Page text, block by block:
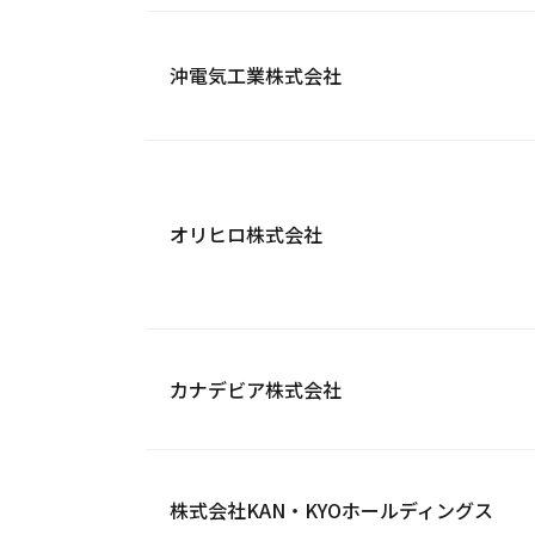
沖電気工業株式会社
オリヒロ株式会社
カナデビア株式会社
株式会社KAN・KYOホールディングス